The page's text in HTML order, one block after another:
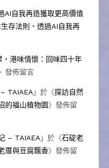
AI自我再造獲取更高價值
存法則、透過AI自我再
，港味情懷：回味四十年
發佈留言
TAIAEA」於〈探訪自然
的福山植物園〉發佈留
– TAIAEA」於〈石碇老
厝與豆腐飄香〉發佈留